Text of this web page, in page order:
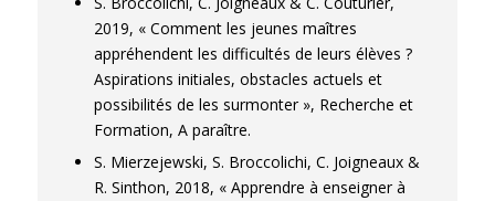
2019, « Comment les jeunes maîtres
appréhendent les difficultés de leurs élèves ?
Aspirations initiales, obstacles actuels et
possibilités de les surmonter », Recherche et
Formation, A paraître.
S. Mierzejewski, S. Broccolichi, C. Joigneaux &
R. Sinthon, 2018, « Apprendre à enseigner à